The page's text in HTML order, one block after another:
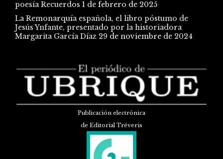
poesía Recuerdos 1 de febrero de 2025
La Remonarquía española, el libro póstumo de
Jesús Ynfante, presentado por la historiadora
Margarita García Díaz 29 de noviembre de 2024
Publicación electrónica
de Editorial Tréveris